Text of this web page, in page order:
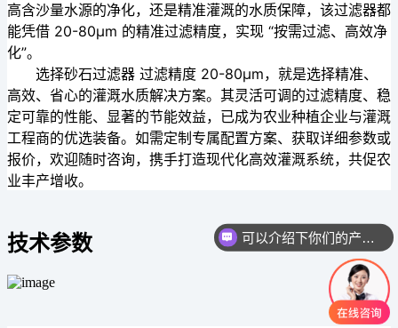
高含沙量水源的净化，还是精准灌溉的水质保障，该过滤器都
能凭借 20-80μm 的精准过滤精度，实现 “按需过滤、高效净
化”。
选择砂石过滤器 过滤精度 20-80μm，就是选择精准、
高效、省心的灌溉水质解决方案。其灵活可调的过滤精度、稳
定可靠的性能、显著的节能效益，已成为农业种植企业与灌溉
工程商的优选装备。如需定制专属配置方案、获取详细参数或
报价，欢迎随时咨询，携手打造现代化高效灌溉系统，共促农
业丰产增收。
技术参数